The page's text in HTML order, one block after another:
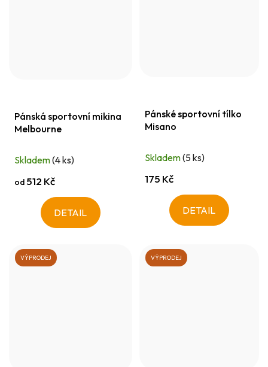
Pánská sportovní mikina
Melbourne
Skladem(4 ks)
od 512 Kč
DETAIL
Pánské sportovní tílko
Misano
Skladem(5 ks)
175 Kč
DETAIL
VÝPRODEJ VÝPRODEJ